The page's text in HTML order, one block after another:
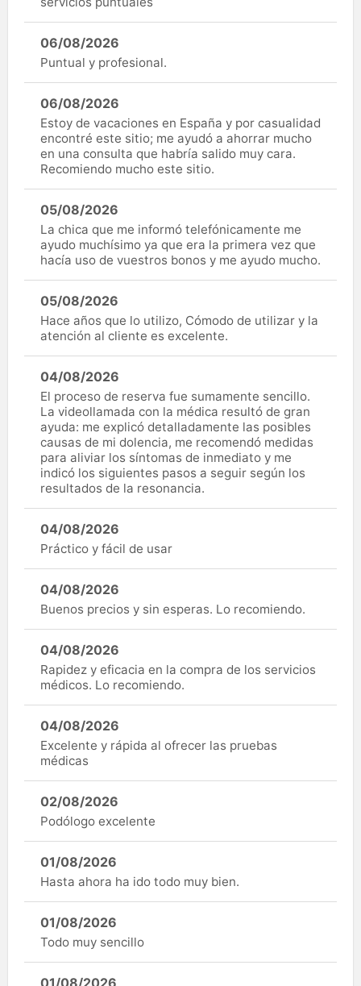
06/08/2026
Puntual y profesional.
06/08/2026
Estoy de vacaciones en España y por casualidad
encontré este sitio; me ayudó a ahorrar mucho
en una consulta que habría salido muy cara.
Recomiendo mucho este sitio.
05/08/2026
La chica que me informó telefónicamente me
ayudo muchísimo ya que era la primera vez que
hacía uso de vuestros bonos y me ayudo mucho.
05/08/2026
Hace años que lo utilizo, Cómodo de utilizar y la
atención al cliente es excelente.
04/08/2026
El proceso de reserva fue sumamente sencillo.
La videollamada con la médica resultó de gran
ayuda: me explicó detalladamente las posibles
causas de mi dolencia, me recomendó medidas
para aliviar los síntomas de inmediato y me
indicó los siguientes pasos a seguir según los
resultados de la resonancia.
04/08/2026
Práctico y fácil de usar
04/08/2026
Buenos precios y sin esperas. Lo recomiendo.
04/08/2026
Rapidez y eficacia en la compra de los servicios
médicos. Lo recomiendo.
04/08/2026
Excelente y rápida al ofrecer las pruebas
médicas
02/08/2026
Podólogo excelente
01/08/2026
Hasta ahora ha ido todo muy bien.
01/08/2026
Todo muy sencillo
01/08/2026